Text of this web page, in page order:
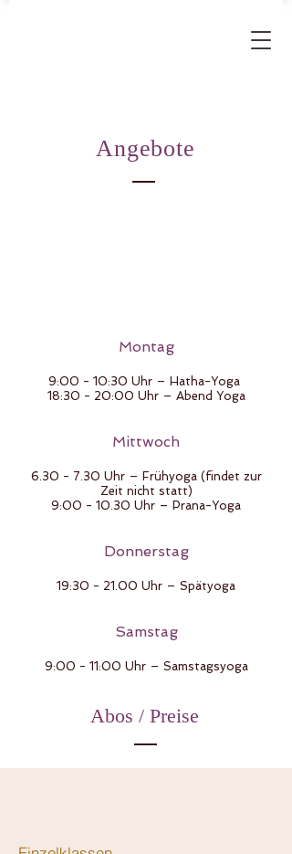
Angebote
Montag
9:00 - 10:30 Uhr – Hatha-Yoga
18:30 - 20:00 Uhr – Abend Yoga
Mittwoch
6.30 - 7.30 Uhr – Frühyoga (findet zur
Zeit nicht statt)
9:00 - 10.30 Uhr – Prana-Yoga
Donnerstag
19:30 - 21.00 Uhr – Spätyoga
Samstag
9:00 - 11:00 Uhr – Samstagsyoga
Abos / Preise